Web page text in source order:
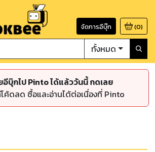
จัดการอีบุ๊ก (0)
ทั้งหมด
อีบุ๊กไป Pinto ได้แล้ววันนี้ กดเลย
ค้ดลด ซื้อและอ่านได้ต่อเนื่องที่ Pinto